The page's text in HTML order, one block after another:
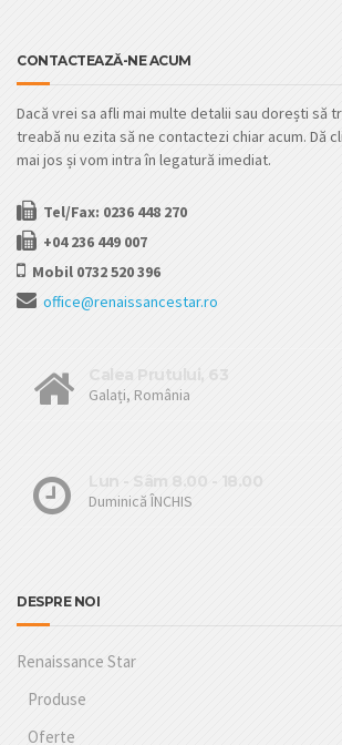
CONTACTEAZĂ-NE ACUM
Dacă vrei sa afli mai multe detalii sau dorești să
treabă nu ezita să ne contactezi chiar acum. Dă
mai jos și vom intra în legatură imediat.
Tel/Fax: 0236 448 270
+04 236 449 007
Mobil 0732 520 396
office@renaissancestar.ro
Galați, România
Duminică ÎNCHIS
DESPRE NOI
Renaissance Star
Produse
Oferte